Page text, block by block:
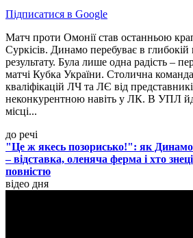
Підписатися в Google
Матч проти Омонії став останньою
Суркісів. Динамо перебуває в глибокій
результату. Була лише одна радість –
матчі Кубка України. Столична команда
кваліфікацій ЛЧ та ЛЄ від
неконкурентною навіть у ЛК. В УПЛ
місці...
до речі
"Це ж якесь позорисько!": як
– відставка, оленяча ферма і хто
повністю
відео дня